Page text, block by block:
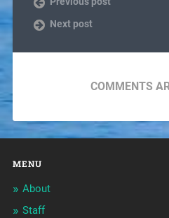
Next post
COMMENTS
MENU
About
Staff